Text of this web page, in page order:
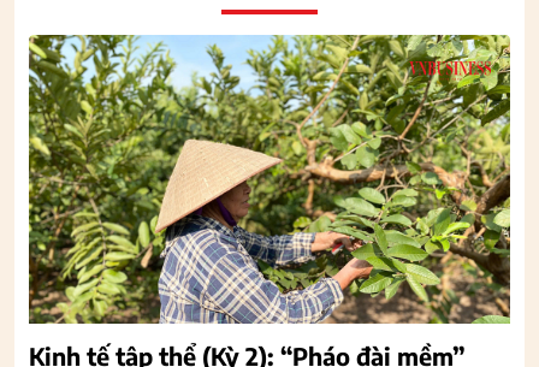
Kinh tế tập thể (Kỳ 2): “Pháo đài mềm”